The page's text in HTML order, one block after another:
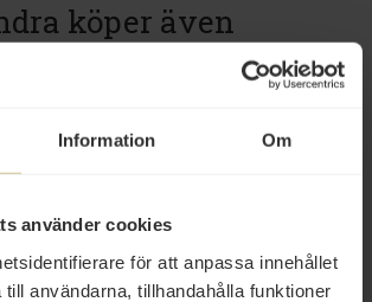
Information Om
använder cookies
för att anpassa innehållet
användarna, tillhandahålla funktioner
köper även
200ml
65 kr
San Pellegrino Acqua Tonica
Oakwood Extract 4x20cl